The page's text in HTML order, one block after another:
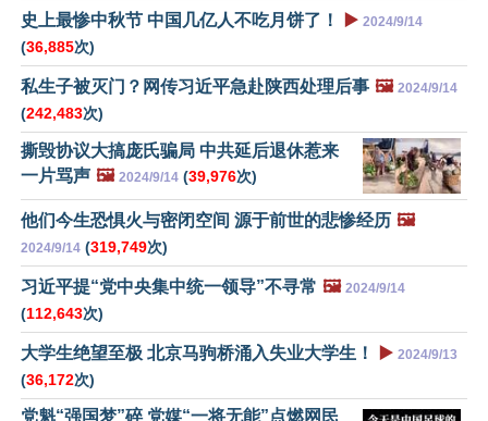
史上最惨中秋节 中国几亿人不吃月饼了！ ▶️ 2024/9/14
(36,885次)
私生子被灭门？网传习近平急赴陕西处理后事 🖼️ 2024/9/14
(242,483次)
撕毁协议大搞庞氏骗局 中共延后退休惹来
一片骂声 🖼️ 2024/9/14 (39,976次)
他们今生恐惧火与密闭空间 源于前世的悲惨经历 🖼️
2024/9/14 (319,749次)
习近平提“党中央集中统一领导”不寻常 🖼️ 2024/9/14
(112,643次)
大学生绝望至极 北京马驹桥涌入失业大学生！ ▶️ 2024/9/13
(36,172次)
党魁“强国梦”碎 党媒“一将无能”点燃网民